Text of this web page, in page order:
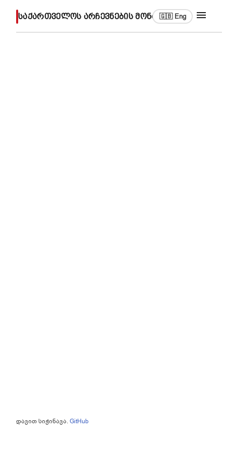
საქართველოს არჩევნების მონაცემთა არქივი
🇬🇧 Eng
დავით სიჭინავა.GitHub